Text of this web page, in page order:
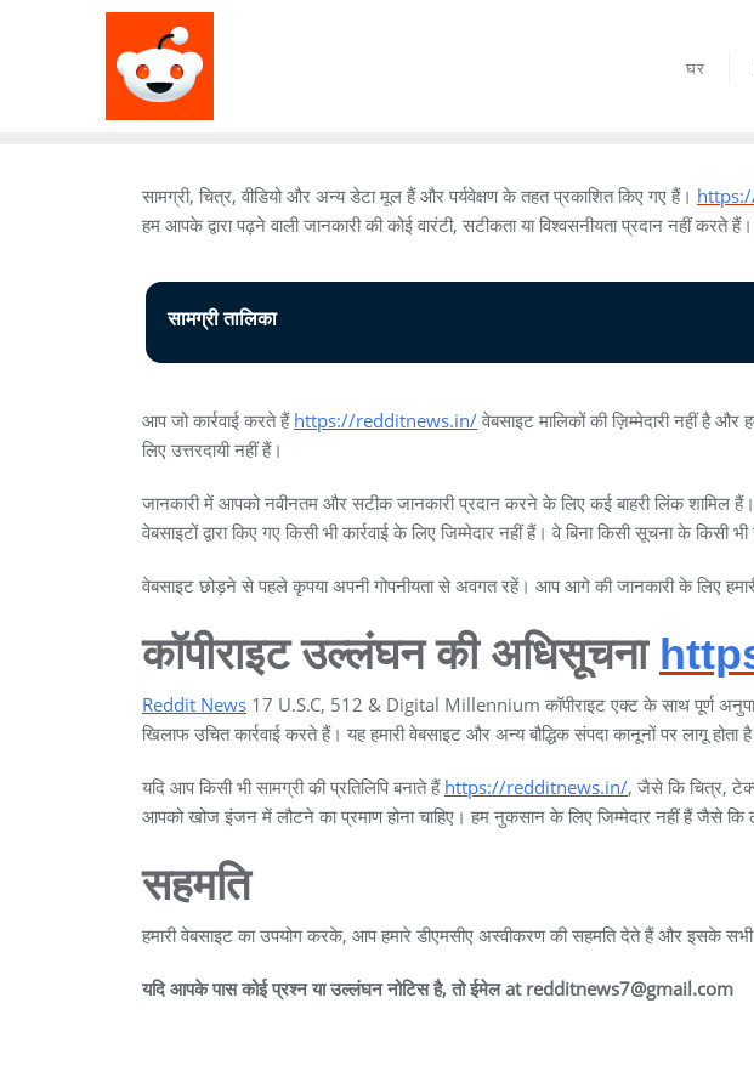
घर
सामग्री, चित्र, वीडियो और अन्य डेटा मूल हैं और पर्यवेक्षण के तहत प्रकाशित किए गए हैं।
हम आपके द्वारा पढ़ने वाली जानकारी की कोई वारंटी, सटीकता या विश्वसनीयता प्रदान नहीं
सामग्री तालिका
आप जो कार्रवाई करते हैं https://redditnews.in/ वेबसाइट मालिकों की ज़िम्मेदारी नहीं है
लिए उत्तरदायी नहीं हैं।
जानकारी में आपको नवीनतम और सटीक जानकारी प्रदान करने के लिए कई बाहरी लिंक शामिल
वेबसाइटों द्वारा किए गए किसी भी कार्रवाई के लिए जिम्मेदार नहीं हैं। वे बिना किसी सूचना के
वेबसाइट छोड़ने से पहले कृपया अपनी गोपनीयता से अवगत रहें। आप आगे की जानकारी के लिए
कॉपीराइट उल्लंघन की अधिसूचना
Reddit News 17 U.S.C, 512 & Digital Millennium कॉपीराइट एक्ट के साथ पूर्ण
खिलाफ उचित कार्रवाई करते हैं। यह हमारी वेबसाइट और अन्य बौद्धिक संपदा कानूनों पर लागू होता
यदि आप किसी भी सामग्री की प्रतिलिपि बनाते हैं https://redditnews.in/, जैसे कि चित्र,
आपको खोज इंजन में लौटने का प्रमाण होना चाहिए। हम नुकसान के लिए जिम्मेदार नहीं हैं जैसे कि
सहमति
हमारी वेबसाइट का उपयोग करके, आप हमारे डीएमसीए अस्वीकरण की सहमति देते हैं और इसके सभी
यदि आपके पास कोई प्रश्न या उल्लंघन नोटिस है, तो ईमेल at redditnews7@gmail.com